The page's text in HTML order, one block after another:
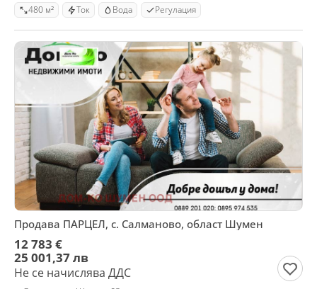
480 м² Ток Вода Регулация
Продава ПАРЦЕЛ, с. Салманово, област Шумен
12 783 €
25 001,37 лв
Не се начислява ДДС